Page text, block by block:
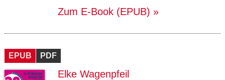
Zum E-Book (EPUB)
EPUB PDF
Elke Wagenpfeil